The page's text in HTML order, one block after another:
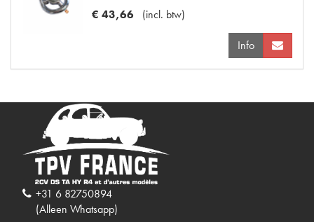
€ 43,66 (incl. btw)
Info
+31 6 82750894
(Alleen Whatsapp)